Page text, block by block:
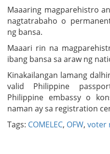
Maaaring magparehistro
nagtatrabaho o
ng bansa.
Maaari rin na
ibang bansa sa araw ng
Kinakailangan lamang
valid Philippine
Philippine embassy o
naman ay sa registration
Tags: COMELEC, OFW, voter